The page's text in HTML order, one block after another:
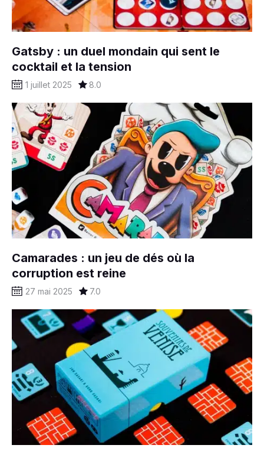
Gatsby : un duel mondain qui sent le
cocktail et la tension
1 juillet 2025 8.0
Camarades : un jeu de dés où la
corruption est reine
27 mai 2025 7.0